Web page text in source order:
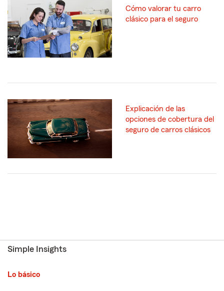
Cómo valorar tu carro
clásico para el seguro
Explicación de las
opciones de cobertura del
seguro de carros clásicos
Simple Insights
Lo básico